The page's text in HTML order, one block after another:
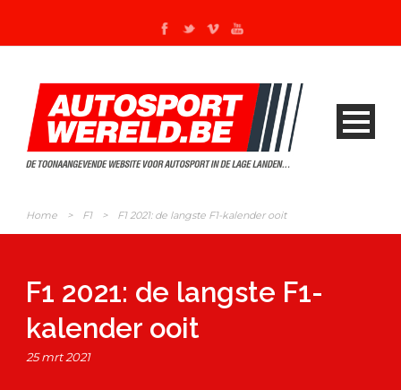
Home > F1 > F1 2021: de langste F1-kalender ooit
F1 2021: de langste F1-
kalender ooit
25 mrt 2021